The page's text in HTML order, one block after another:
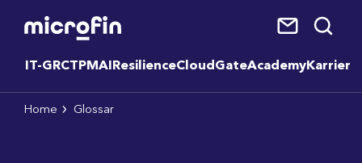
IT-GRCTPMAI ResilienceCloudGateAcademyKarriere
Home Glossar